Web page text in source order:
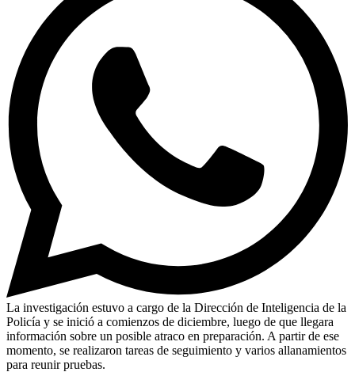
La investigación estuvo a cargo de la Dirección de Inteligencia de la
Policía y se inició a comienzos de diciembre, luego de que llegara
información sobre un posible atraco en preparación. A partir de ese
momento, se realizaron tareas de seguimiento y varios allanamientos
para reunir pruebas.